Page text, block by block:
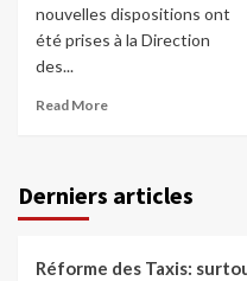
nouvelles dispositions ont
été prises à la Direction
des...
Read More
Derniers articles
Réforme des Taxis: